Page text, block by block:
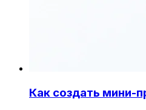
Как создать мини-